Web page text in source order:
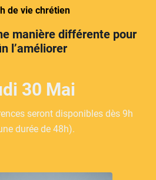
de vie chrétien
manière différente pour
l’améliorer
30 Mai
seront disponibles dès 9h
durée de 48h).